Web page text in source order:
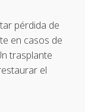
pérdida de
en casos de
trasplante
el